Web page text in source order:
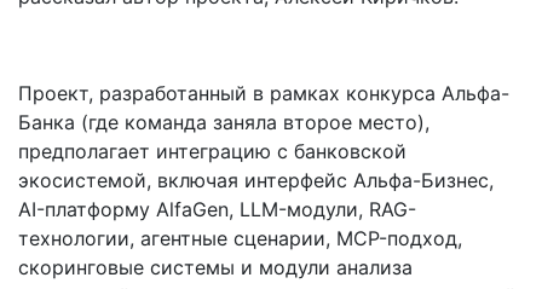
Проект, разработанный в рамках конкурса Альфа-
Банка (где команда заняла второе место),
предполагает интеграцию с банковской
экосистемой, включая интерфейс Альфа-Бизнес,
AI-платформу AlfaGen, LLM-модули, RAG-
технологии, агентные сценарии, MCP-подход,
скоринговые системы и модули анализа